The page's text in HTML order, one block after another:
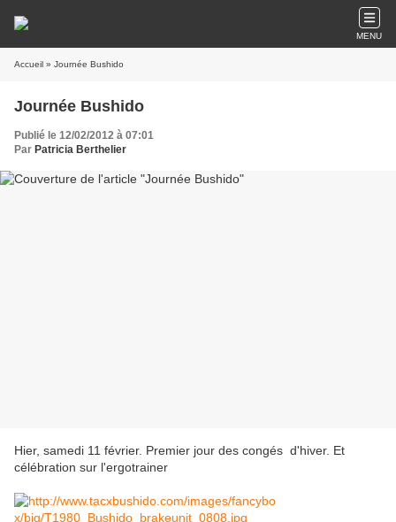
MENU
Accueil » Journée Bushido
Journée Bushido
Publié le 12/02/2012 à 07:01
Par Patricia Berthelier
Hier, samedi 11 février. Premier jour des congés d'hiver. Et
célébration sur l'ergotrainer